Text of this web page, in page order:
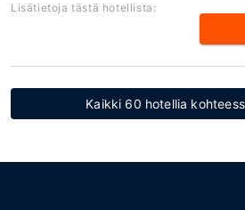
Lisätietoja tästä hotellista:
Kaikki 60 hotellia